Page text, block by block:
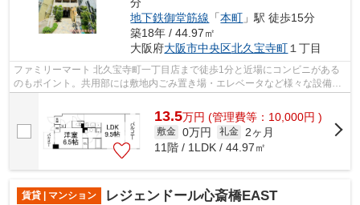
地下鉄御堂筋線 「本町 」駅 徒歩15分
築18年 / 44.97㎡
大阪府大阪市中央区北久宝寺町 １丁目
ファミリーマート 北久宝寺町一丁目店まで徒歩1分と近場にコンビニがある
のもポイント。共用部には敷地内ごみ置き場・エレベータなど様々な設備や
13.5万円 (管理費等：10,000円 )
敷金 0万円 礼金
2ヶ月
11階 / 1LDK / 44.97㎡
賃貸 | マンション レジェンドール心斎橋EAST